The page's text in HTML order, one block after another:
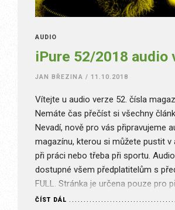
AUDIO
iPure 52/2018 audio
JAN BŘEZINA / 11.10.2018
Vítejte u audio verze 52. čísla
Nemáte čas přečíst si všechny
Nevadí, nově pro vás připravujeme
magazínu, kterou si můžete pustit v
při práci nebo třeba při sportu.
dostupné všem předplatitelům s
FULL. Stránka je určena pouze pro
příslušným typem…
ČÍST DÁL